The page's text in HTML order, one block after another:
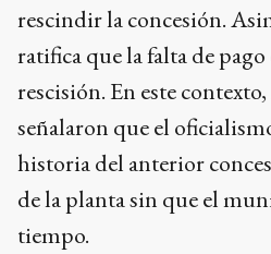
rescindir la concesión.
ratifica que la falta de
rescisión. En este
señalaron que el
historia del anterior
de la planta sin que el
tiempo.